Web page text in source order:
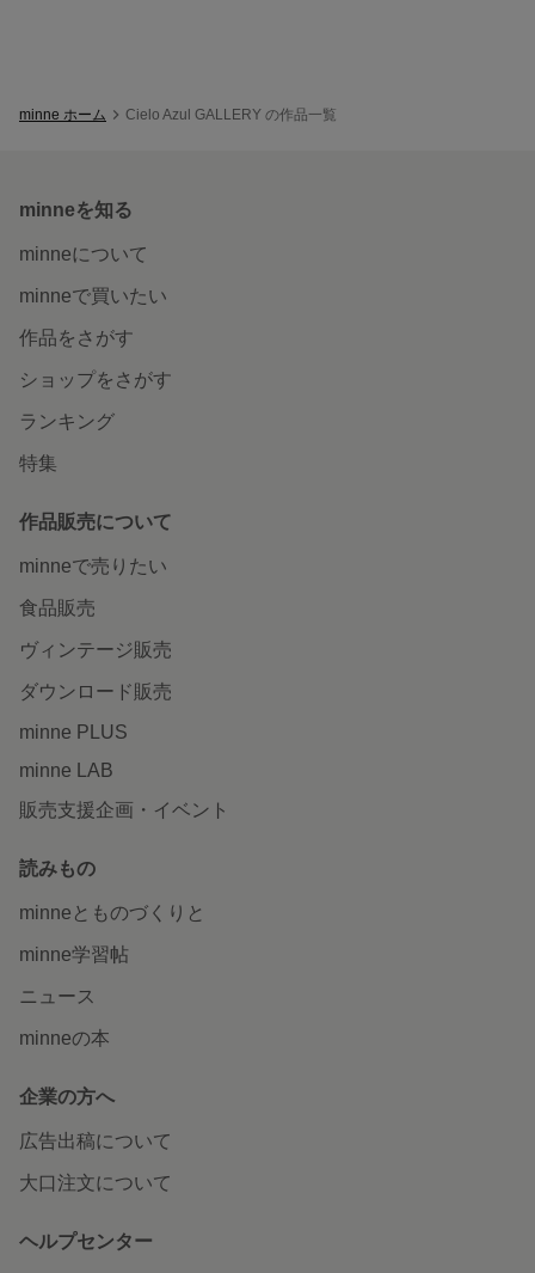
minne ホーム Cielo Azul GALLERY の作品一覧
minneを知る
minneについて
minneで買いたい
作品をさがす
ショップをさがす
ランキング
特集
作品販売について
minneで売りたい
食品販売
ヴィンテージ販売
ダウンロード販売
minne PLUS
minne LAB
販売支援企画・イベント
読みもの
minneとものづくりと
minne学習帖
ニュース
minneの本
企業の方へ
広告出稿について
大口注文について
ヘルプセンター